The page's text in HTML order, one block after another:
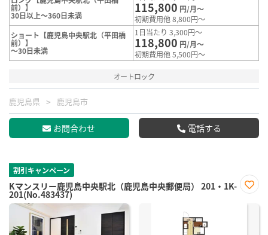
前）】
30日以上～360日未満
115,800 円/月～
初期費用他 8,800円～
ショート【鹿児島中央駅北（平田橋
前）】
～30日未満
1日当たり 3,300円～
118,800 円/月～
初期費用他 5,500円～
オートロック
鹿児島県 鹿児島市
お問合わせ 電話する
割引キャンペーン
Kマンスリー鹿児島中央駅北（鹿児島中央郵便局） 201・1K-
201(No.483437)
に入